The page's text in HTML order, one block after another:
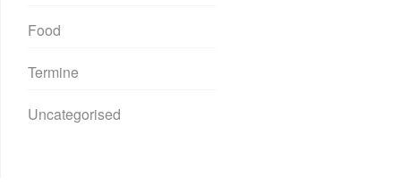
Food
Termine
Uncategorised